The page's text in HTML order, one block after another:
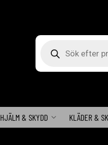
HJÄLM & SKYDD KLÄDER &